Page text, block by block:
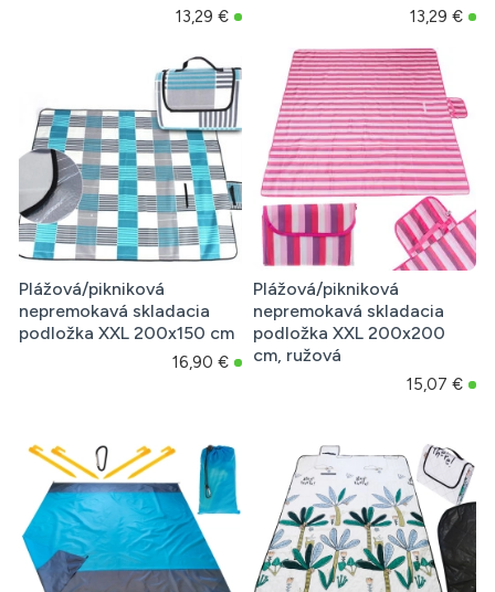
13,29 € 13,29 €
Plážová/pikniková
nepremokavá skladacia
podložka XXL 200x150 cm
16,90 €
Plážová/pikniková
nepremokavá skladacia
podložka XXL 200x200
cm, ružová
15,07 €